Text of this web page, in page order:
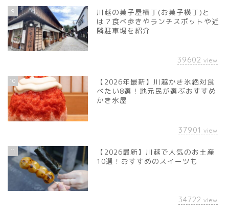
9
川越の菓子屋横丁(お菓子横丁)と
は？食べ歩きやランチスポットや近
隣駐車場を紹介
39602 view
10
【2026年最新】川越かき氷絶対食
べたい8選！地元民が選ぶおすすめ
かき氷屋
37901 view
11
【2026最新】川越で人気のお土産
10選！おすすめのスイーツも
34722 view